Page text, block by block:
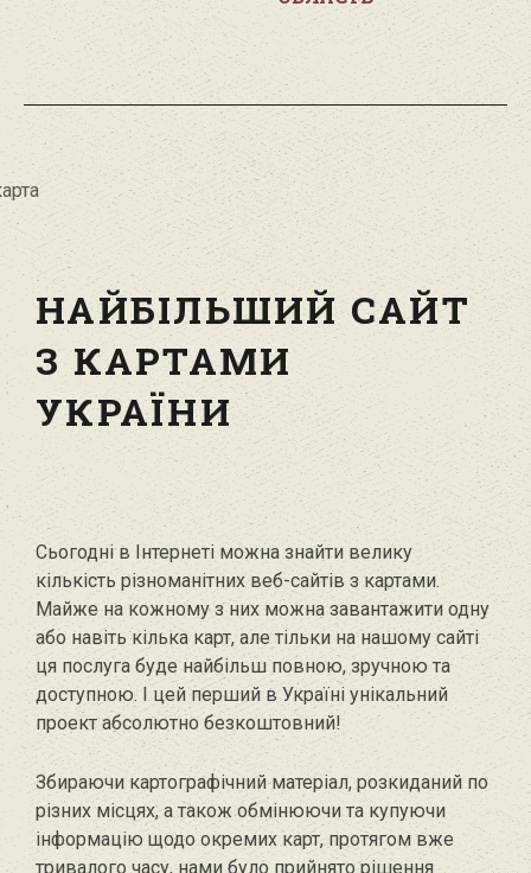
НАЙБІЛЬШИЙ САЙТ
З КАРТАМИ
УКРАЇНИ
Сьогодні в Інтернеті можна знайти велику
кількість різноманітних веб-сайтів з картами.
Майже на кожному з них можна завантажити одну
або навіть кілька карт, але тільки на нашому сайті
ця послуга буде найбільш повною, зручною та
доступною. І цей перший в Україні унікальний
проект абсолютно безкоштовний!
Збираючи картографічний матеріал, розкиданий по
різних місцях, а також обмінюючи та купуючи
інформацію щодо окремих карт, протягом вже
тривалого часу, нами було прийнято рішення